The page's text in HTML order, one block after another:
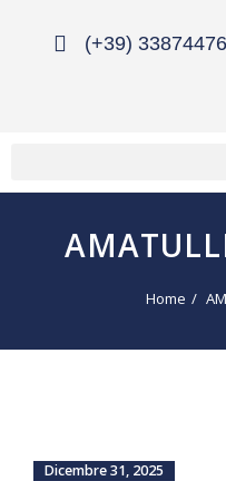
(+39)
Home
Dicembre 31, 2025